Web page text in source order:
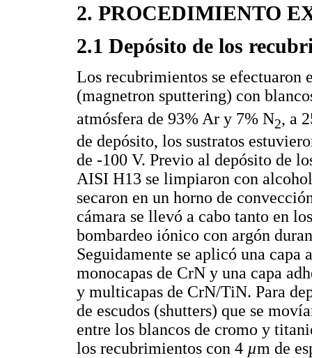
2. PROCEDIMIENTO
2.1 Depósito de los
Los recubrimientos se efectuaron
(magnetron sputtering) con
atmósfera de 93% Ar y 7% N2, a
de depósito, los sustratos
de -100 V. Previo al depósito de
AISI H13 se limpiaron con
secaron en un horno de
cámara se llevó a cabo tanto en
bombardeo iónico con argón
Seguidamente se aplicó una capa
monocapas de CrN y una capa
y multicapas de CrN/TiN. Para
de escudos (shutters) que se
entre los blancos de cromo y
los recubrimientos con 4 µm de